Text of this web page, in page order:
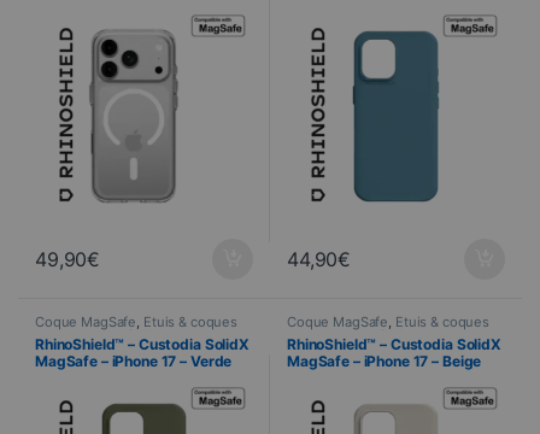
49,90€ 44,90€
Coque MagSafe, Étuis & coques
smartphones, Cellulare
RhinoShield,Telefonia
RhinoShield™ – Custodia SolidX
MagSafe – iPhone 17 – Verde
Coque MagSafe, Étuis & coques
smartphones, Cellulare
RhinoShield,Telefonia
RhinoShield™ – Custodia SolidX
MagSafe – iPhone 17 – Beige